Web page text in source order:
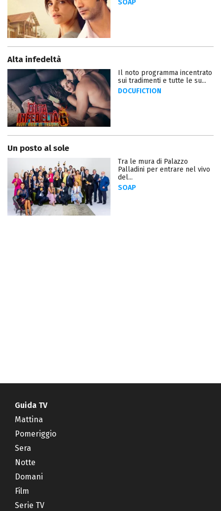
SOAP
Alta infedeltà
Il noto programma incentrato
sui tradimenti e tutte le su...
DOCUFICTION
Un posto al sole
Tra le mura di Palazzo
Palladini per entrare nel vivo
del...
SOAP
Guida TV
Mattina
Pomeriggio
Sera
Notte
Domani
Film
Serie TV